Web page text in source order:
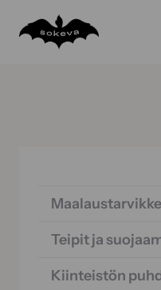
sisältöön
Teipit ja
Kiinteistön